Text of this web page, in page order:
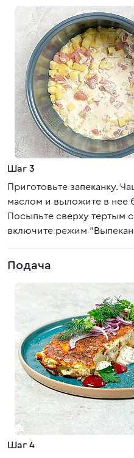
Шаг 3
Приготовьте запеканку.
маслом и выложите в нее
Посыпьте сверху тертым
включите режим
Подача
Шаг 4